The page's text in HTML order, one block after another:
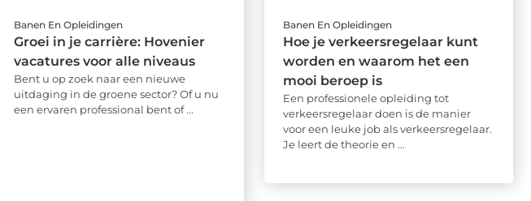
Banen En Opleidingen
Groei in je carrière: Hovenier
vacatures voor alle niveaus
Bent u op zoek naar een nieuwe
uitdaging in de groene sector? Of u nu
een ervaren professional bent of ...
Banen En Opleidingen
Hoe je verkeersregelaar kunt
worden en waarom het een
mooi beroep is
Een professionele opleiding tot
verkeersregelaar doen is de manier
voor een leuke job als verkeersregelaar.
Je leert de theorie en ...